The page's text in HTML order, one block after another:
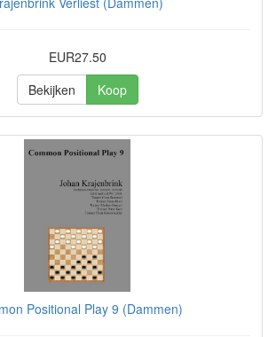
EUR27.50
Bekijken
Koop
Positional Play 9 (Dammen)